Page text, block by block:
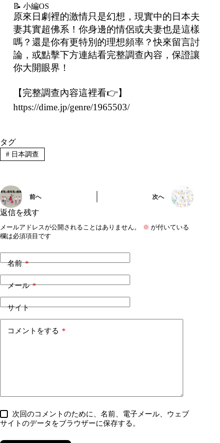
📝 小編OS
原來日劇裡的激情只是幻想，現實中的日本夫
妻其實超佛系！你身邊的情侶或夫妻也是這樣
嗎？還是你有更特別的理想頻率？快來留言討
論，或點擊下方連結看完整調查內容，保證讓
你大開眼界！
【完整調查內容這裡看👉】
https://dime.jp/genre/1965503/
タグ
#日本調查
前へ 次へ
返信を残す
メールアドレスが公開されることはありません。 ※ が付いている
欄は必須項目です
名前*
メール*
サイト
コメントをする *
次回のコメントのために、名前、電子メール、ウェブ
サイトのデータをブラウザーに保存する。